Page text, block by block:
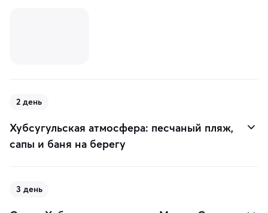
2 день
Хубсугульская атмосфера: песчаный пляж,
сапы и баня на берегу
3 день